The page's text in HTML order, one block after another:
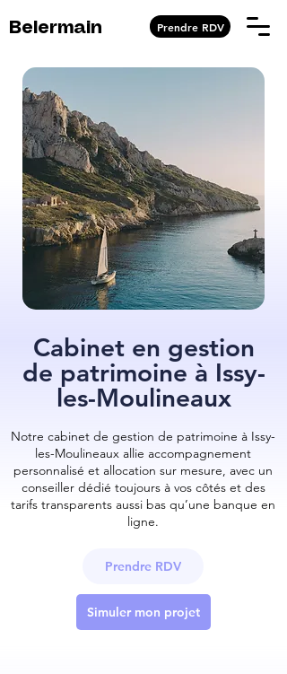
Belermain Prendre RDV
Cabinet en gestion
de patrimoine à Issy-
les-Moulineaux
Notre cabinet de gestion de patrimoine à Issy-
les-Moulineaux allie accompagnement
personnalisé et allocation sur mesure, avec un
conseiller dédié toujours à vos côtés et des
tarifs transparents aussi bas qu’une banque en
ligne.
Prendre RDV
Simuler mon projet